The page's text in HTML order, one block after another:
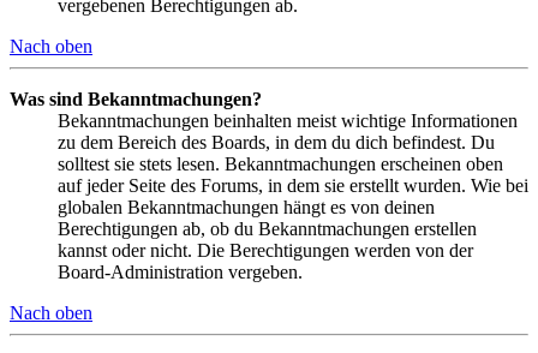
vergebenen Berechtigungen ab.
Nach oben
Was sind Bekanntmachungen?
Bekanntmachungen beinhalten meist wichtige Informationen
zu dem Bereich des Boards, in dem du dich befindest. Du
solltest sie stets lesen. Bekanntmachungen erscheinen oben
auf jeder Seite des Forums, in dem sie erstellt wurden. Wie bei
globalen Bekanntmachungen hängt es von deinen
Berechtigungen ab, ob du Bekanntmachungen erstellen
kannst oder nicht. Die Berechtigungen werden von der
Board-Administration vergeben.
Nach oben